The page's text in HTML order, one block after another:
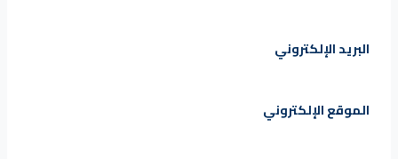
البريد الإلكتروني
الموقع الإلكتروني